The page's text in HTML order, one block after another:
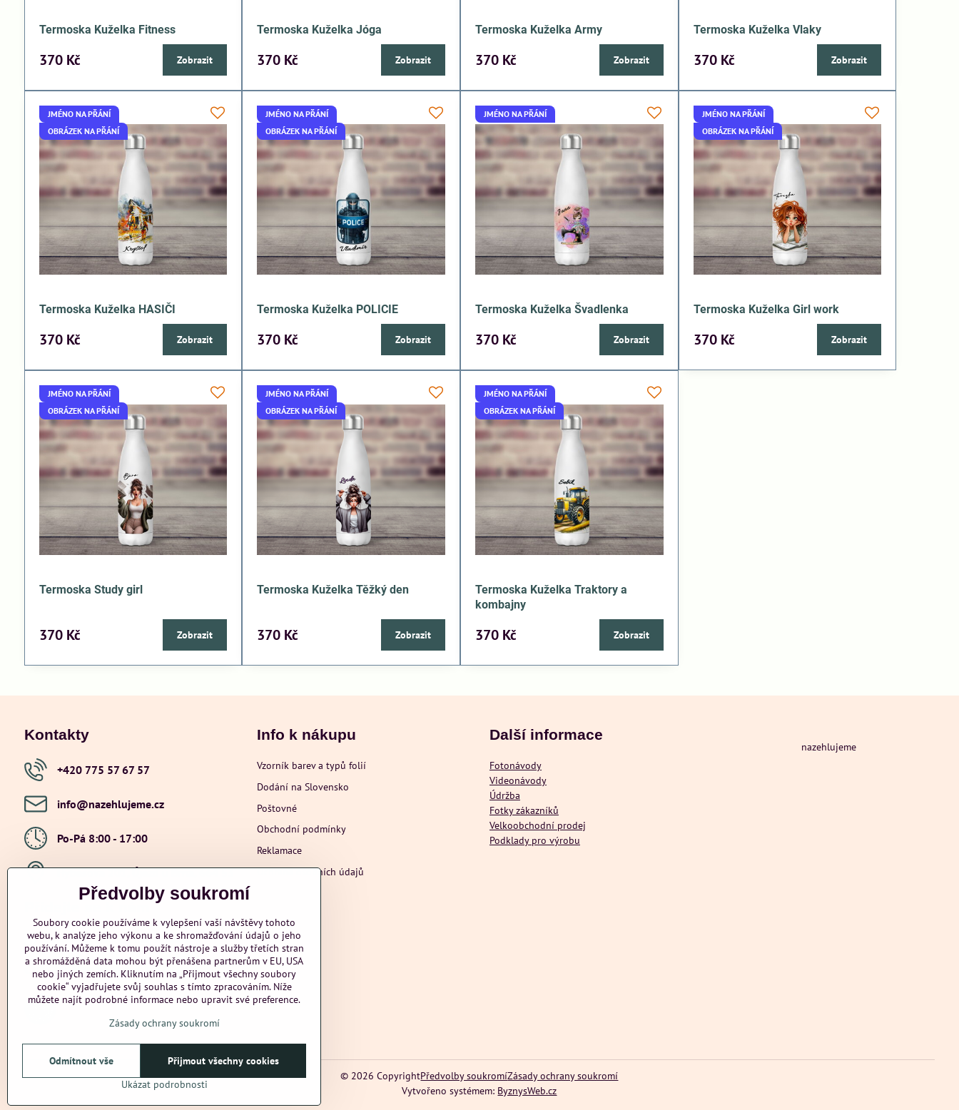
Termoska Kuželka Fitness
370 Kč Zobrazit
Termoska Kuželka Jóga
370 Kč Zobrazit
Termoska Kuželka Army
370 Kč Zobrazit
Termoska Kuželka Vlaky
370 Kč Zobrazit
JMÉNO NA PŘÁNÍ
OBRÁZEK NA PŘÁNÍ
Termoska Kuželka HASIČI
370 Kč Zobrazit
JMÉNO NA PŘÁNÍ
OBRÁZEK NA PŘÁNÍ
Termoska Kuželka POLICIE
370 Kč Zobrazit
JMÉNO NA PŘÁNÍ
Termoska Kuželka Švadlenka
370 Kč Zobrazit
JMÉNO NA PŘÁNÍ
OBRÁZEK NA PŘÁNÍ
Termoska Kuželka Girl work
370 Kč Zobrazit
JMÉNO NA PŘÁNÍ
OBRÁZEK NA PŘÁNÍ
Termoska Study girl
370 Kč Zobrazit
JMÉNO NA PŘÁNÍ
OBRÁZEK NA PŘÁNÍ
Termoska Kuželka Těžký den
370 Kč Zobrazit
JMÉNO NA PŘÁNÍ
OBRÁZEK NA PŘÁNÍ
Termoska Kuželka Traktory a
kombajny
370 Kč Zobrazit
Kontakty
+420 775 57 67 57
info​@nazehlujeme​.cz
Po-Pá 8:00 - 17:00
Hybešova 201, Újezd u Brna, 664 53
Facebook Instagram Youtube
Odstoupení od smlouvy
Info k nákupu
Vzorník barev a typů folií
Dodání na Slovensko
Poštovné
Obchodní podmínky
Reklamace
Ochrana osobních údajů
Další informace
Fotonávody
Videonávody
Údržba
Fotky zákazníků
Velkoobchodní prodej
Podklady pro výrobu
nazehlujeme
© 2026 CopyrightPředvolby soukromíZásady ochrany soukromí
Vytvořeno systémem: ByznysWeb.cz
Předvolby soukromí
Soubory cookie používáme k vylepšení vaší návštěvy tohoto
webu, k analýze jeho výkonu a ke shromažďování údajů o jeho
používání. Můžeme k tomu použít nástroje a služby třetích stran
a shromážděná data mohou být přenášena partnerům v EU, USA
nebo jiných zemích. Kliknutím na „Přijmout všechny soubory
cookie“ vyjadřujete svůj souhlas s tímto zpracováním. Níže
můžete najít podrobné informace nebo upravit své preference.
Zásady ochrany soukromí
Ukázat podrobnosti
Přijmout všechny cookies
Odmítnout vše